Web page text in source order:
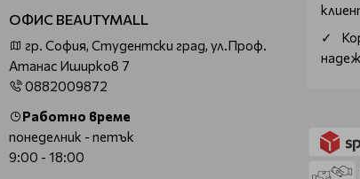
ОФИС BEAUTYMALL
гр. София, Студентски град, ул.Проф.
Атанас Иширков 7
0882009872
Работно време
понеделник - петък
9:00 - 18:00